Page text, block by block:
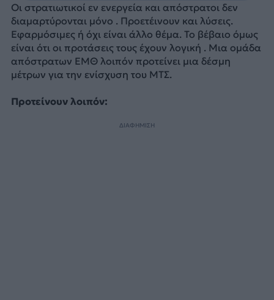
Οι στρατιωτικοί εν ενεργεία και απόστρατοι δεν
διαμαρτύρονται μόνο . Προετέινουν και λύσεις.
Εφαρμόσιμες ή όχι είναι άλλο θέμα. Το βέβαιο όμως
είναι ότι οι προτάσεις τους έχουν λογική . Μια ομάδα
απόστρατων ΕΜΘ λοιπόν προτείνει μια δέσμη
μέτρων για την ενίσχυση του ΜΤΣ.
Προτείνουν λοιπόν:
ΔΙΑΦΗΜΙΣΗ